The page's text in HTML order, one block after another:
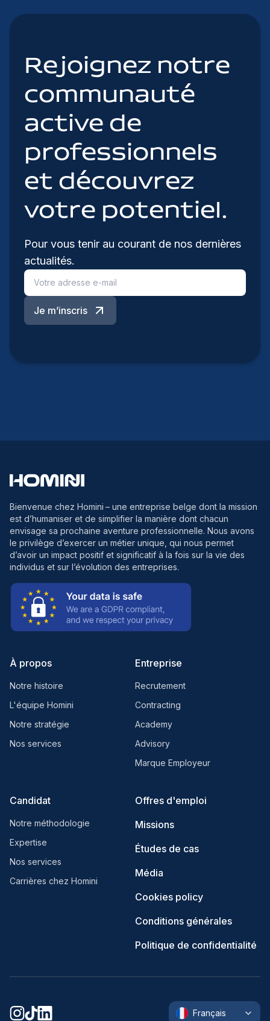
Rejoignez notre
communauté
active de
professionnels
et découvrez
votre potentiel.
Pour vous tenir au courant de nos dernières
actualités.
Je m’inscris
Bienvenue chez Homini – une entreprise belge dont la mission
est d’humaniser et de simplifier la manière dont chacun
envisage sa prochaine aventure professionnelle. Nous avons
le privilège d’exercer un métier unique, qui nous permet
d’avoir un impact positif et significatif à la fois sur la vie des
individus et sur l’évolution des entreprises.
À propos
Notre histoire
L'équipe Homini
Notre stratégie
Nos services
Entreprise
Recrutement
Contracting
Academy
Advisory
Marque Employeur
Candidat
Notre méthodologie
Expertise
Nos services
Carrières chez Homini
Offres d'emploi
Missions
Études de cas
Média
Cookies policy
Conditions générales
Politique de confidentialité
Français